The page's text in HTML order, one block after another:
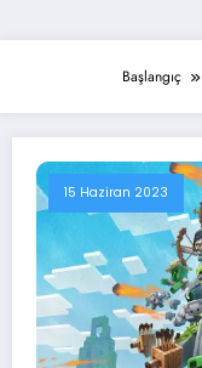
Başlangıç
15 Haziran 2023